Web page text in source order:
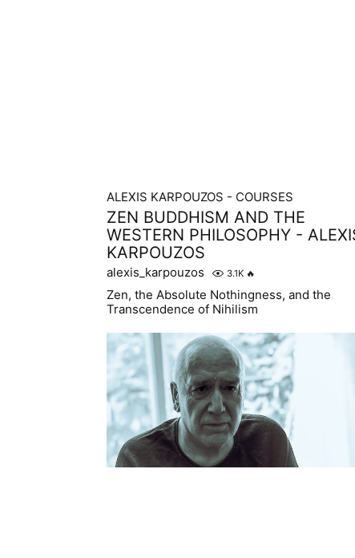
ALEXIS KARPOUZOS - COURSES
ZEN BUDDHISM AND THE
WESTERN PHILOSOPHY -
KARPOUZOS
alexis_karpouzos 3.1K 🔥
Zen, the Absolute Nothingness, and the
Transcendence of Nihilism